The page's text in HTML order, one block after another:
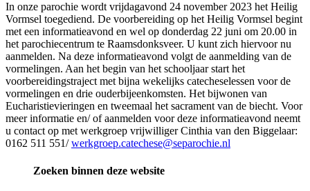
In onze parochie wordt vrijdagavond 24 november 2023 het Heilig
Vormsel toegediend. De voorbereiding op het Heilig Vormsel begint
met een informatieavond en wel op donderdag 22 juni om 20.00 in
het parochiecentrum te Raamsdonksveer. U kunt zich hiervoor nu
aanmelden. Na deze informatieavond volgt de aanmelding van de
vormelingen. Aan het begin van het schooljaar start het
voorbereidingstraject met bijna wekelijks catecheselessen voor de
vormelingen en drie ouderbijeenkomsten. Het bijwonen van
Eucharistievieringen en tweemaal het sacrament van de biecht. Voor
meer informatie en/ of aanmelden voor deze informatieavond neemt
u contact op met werkgroep vrijwilliger Cinthia van den Biggelaar:
0162 511 551/werkgroep.catechese@separochie.nl
Zoeken binnen deze website